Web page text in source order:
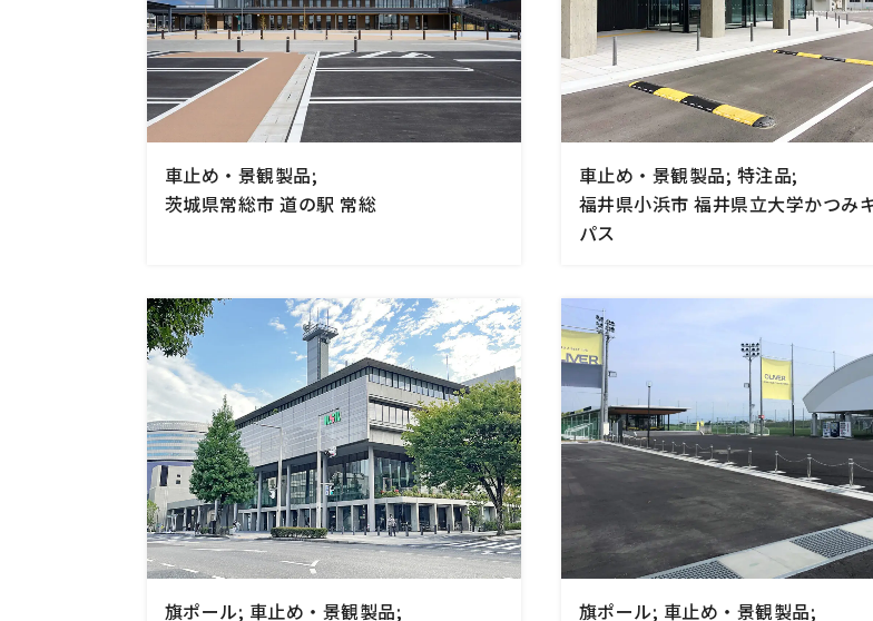
車止め・景観製品;
茨城県常総市 道の駅 常総
車止め・景観製品; 特注品;
福井県小浜市 福井県立大学かつみ
パス
旗ポール; 車止め・景観製品;
旗ポール; 車止め・景観製品;